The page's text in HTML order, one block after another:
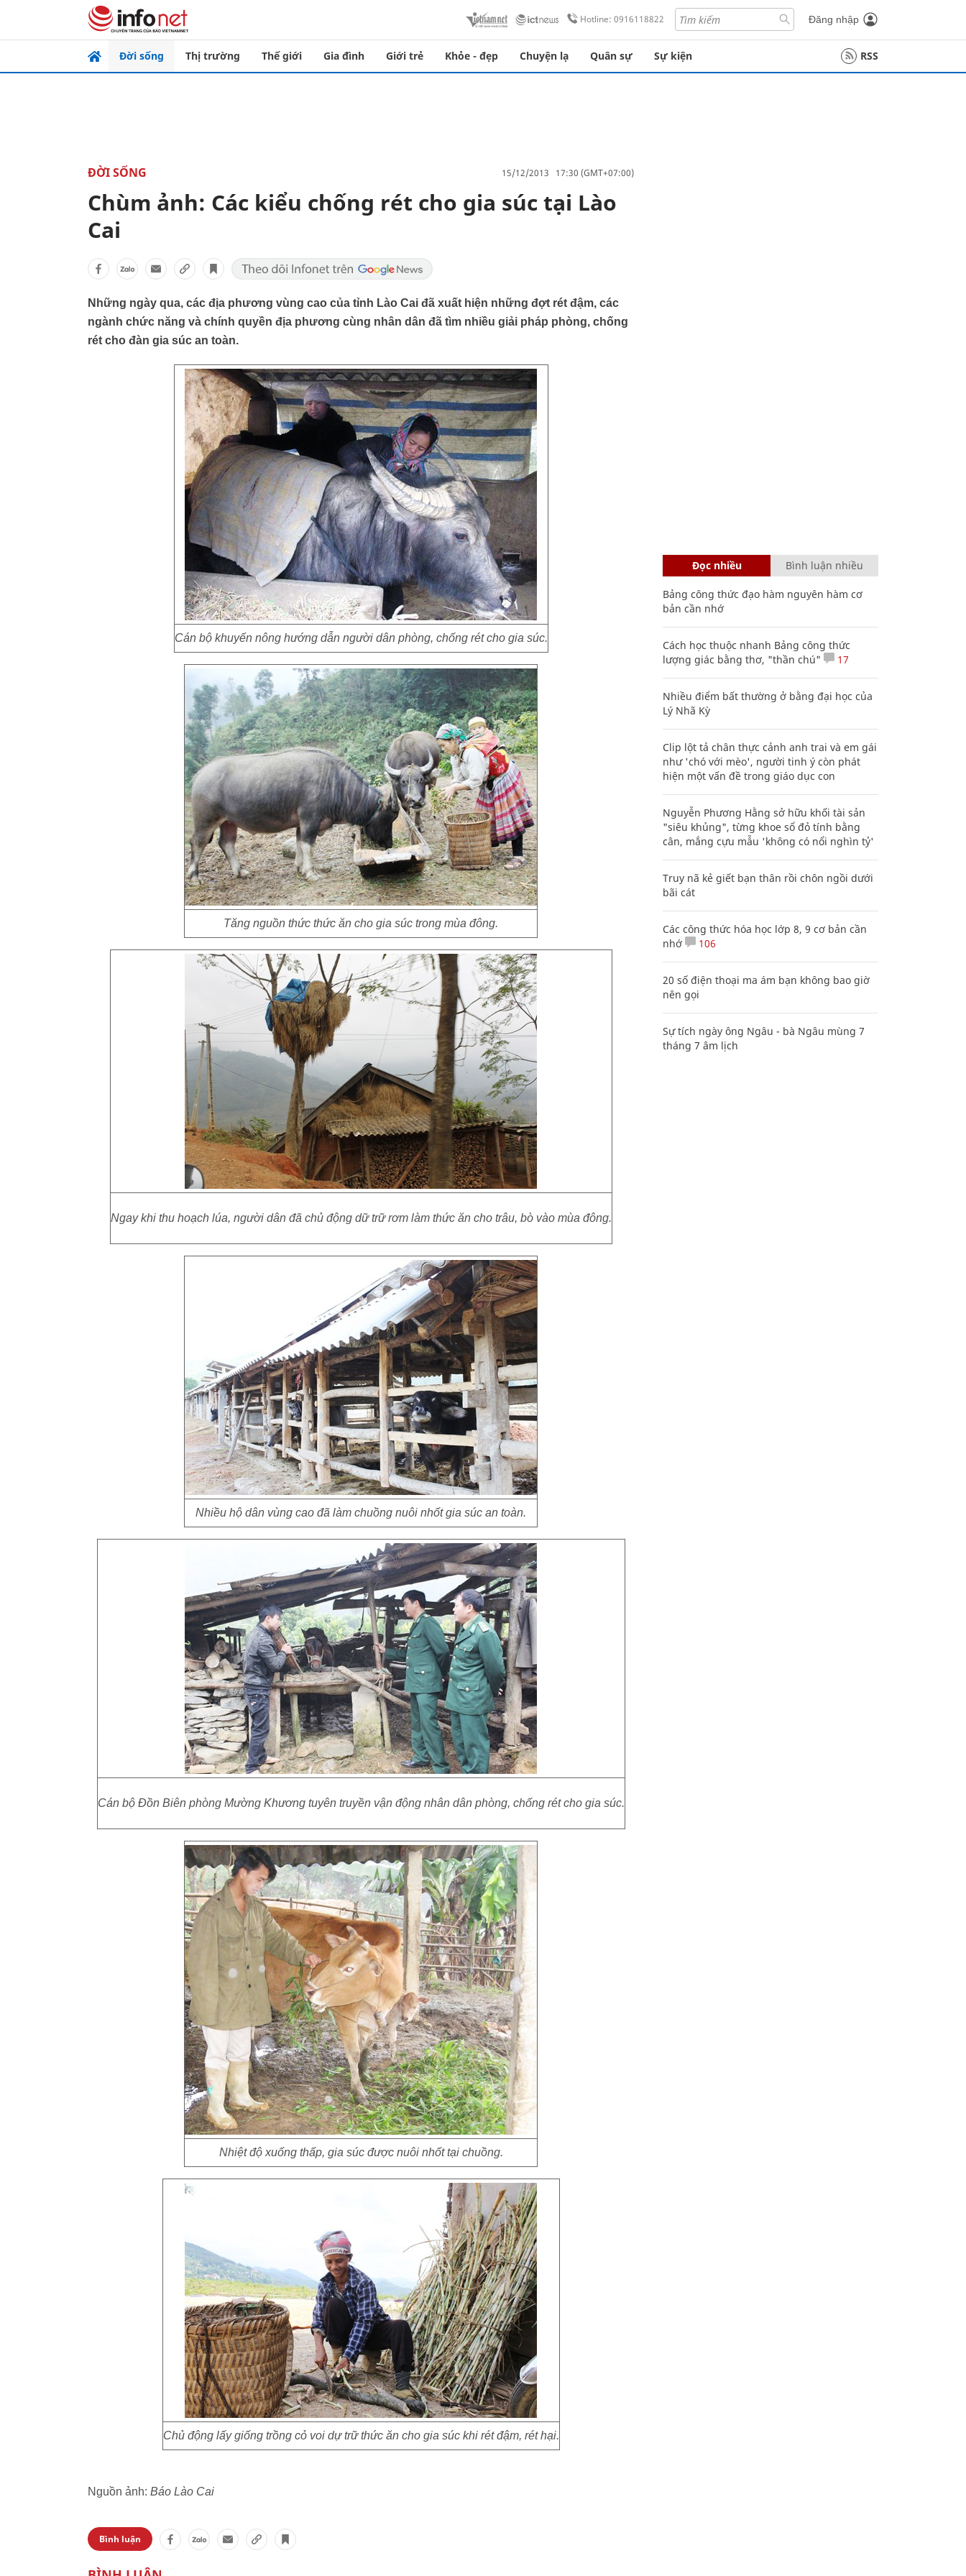
Hotline: 0916118822 Đăng nhập
Đời sống Thị trường Thế giới Gia đình Giới trẻ Khỏe - đẹp Chuyện lạ Quân sự Sự kiện RSS
ĐỜI SỐNG 15/12/2013 17:30 (GMT+07:00)
Chùm ảnh: Các kiểu chống rét cho gia súc tại Lào
Cai
Những ngày qua, các địa phương vùng cao của tỉnh Lào Cai đã xuất hiện những đợt rét đậm, các
ngành chức năng và chính quyền địa phương cùng nhân dân đã tìm nhiều giải pháp phòng, chống
rét cho đàn gia súc an toàn.
Cán bộ khuyến nông hướng dẫn người dân phòng, chống rét cho gia súc.
Tăng nguồn thức thức ăn cho gia súc trong mùa đông.
Ngay khi thu hoạch lúa, người dân đã chủ động dữ trữ rơm làm thức ăn cho trâu, bò vào mùa đông.
Nhiều hộ dân vùng cao đã làm chuồng nuôi nhốt gia súc an toàn.
Cán bộ Đồn Biên phòng Mường Khương tuyên truyền vận động nhân dân phòng, chống rét cho gia súc.
Nhiệt độ xuống thấp, gia súc được nuôi nhốt tại chuồng.
Chủ động lấy giống trồng cỏ voi dự trữ thức ăn cho gia súc khi rét đậm, rét hại.
Nguồn ảnh: Báo Lào Cai
Bình luận
Đọc nhiều Bình luận nhiều
Bảng công thức đạo hàm nguyên hàm cơ
bản cần nhớ
Cách học thuộc nhanh Bảng công thức
lượng giác bằng thơ, "thần chú"
17
Nhiều điểm bất thường ở bằng đại học của
Lý Nhã Kỳ
Clip lột tả chân thực cảnh anh trai và em gái
như 'chó với mèo', người tinh ý còn phát
hiện một vấn đề trong giáo dục con
Nguyễn Phương Hằng sở hữu khối tài sản
"siêu khủng", từng khoe sổ đỏ tính bằng
cân, mắng cựu mẫu 'không có nổi nghìn tỷ'
Truy nã kẻ giết bạn thân rồi chôn ngồi dưới
bãi cát
Các công thức hóa học lớp 8, 9 cơ bản cần
nhớ
106
20 số điện thoại ma ám bạn không bao giờ
nên gọi
Sự tích ngày ông Ngâu - bà Ngâu mùng 7
tháng 7 âm lịch